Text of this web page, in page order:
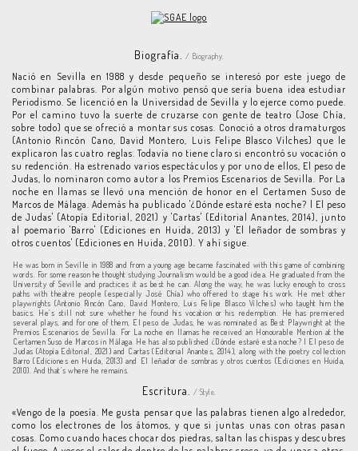
Biografía. / Biography.
Nació en Sevilla en 1988 y desde pequeño se interesó por este juego de
combinar palabras. Por algún motivo pensó que sería buena idea estudiar
Periodismo. Se licenció en la Universidad de Sevilla y lo ejerce como puede.
Por el camino tuvo la suerte de cruzarse con gente de teatro (Jose Chía,
sobre todo) que se ofreció a montar sus cosas. Conoció a otros dramaturgos
(Antonio Rincón Cano, David Montero, Luis Felipe Blasco Vilches) que le
explicaron las cuatro reglas. Todavía no tiene claro si encontró su vocación o
su redención. Ha estrenado varios espectáculos y por uno de ellos, El peso de
Judas, lo nominaron como autor a los Premios Escenarios de Sevilla. Por La
noche en llamas se llevó una mención de honor en el Certamen Suso de
Marcos de Málaga. Además ha publicado '¿Dónde estaré esta noche? | El peso
de Judas' (Atopía Editorial, 2021) y 'Cartas' (Editorial Anantes, 2014), junto
al poemario 'Barro' (Ediciones en Huida, 2013) y 'El leñador de sombras y
otros cuentos' (Ediciones en Huida, 2010). Y ahí sigue.
He was born in Seville in 1988 and from a young age became fascinated with this game of combining
words. For some reason he thought studying Journalism would be a good idea. He graduated from the
University of Seville and practices it as best he can. Along the way, he was lucky enough to cross
paths with theatre people (especially José Chía) who offered to stage his work. He met other
playwrights (Antonio Rincón Cano, David Montero, Luis Felipe Blasco Vilches) who taught him the
basics. He’s still not sure whether he found his vocation or his redemption. He has premiered
several plays, and for one of them, El peso de Judas, he was nominated as Best Playwright at the
Premios Escenarios de Sevilla. For La noche en llamas he received an Honourable Mention at the
Certamen Suso de Marcos in Málaga. He has also published ¿Dónde estaré esta noche? | El peso de
Judas (Atopía Editorial, 2021) and Cartas (Editorial Anantes, 2014), along with the poetry collection
Barro (Ediciones en Huida, 2013) and El leñador de sombras y otros cuentos (Ediciones en Huida,
2010). And that’s where he remains.
Escritura. / Style.
«Vengo de la poesía. Me gusta pensar que las palabras tienen algo alrededor,
como los electrones de los átomos, y que si juntas unas con otras pasan
cosas. Como cuando haces chocar dos piedras, saltan las chispas y descubres